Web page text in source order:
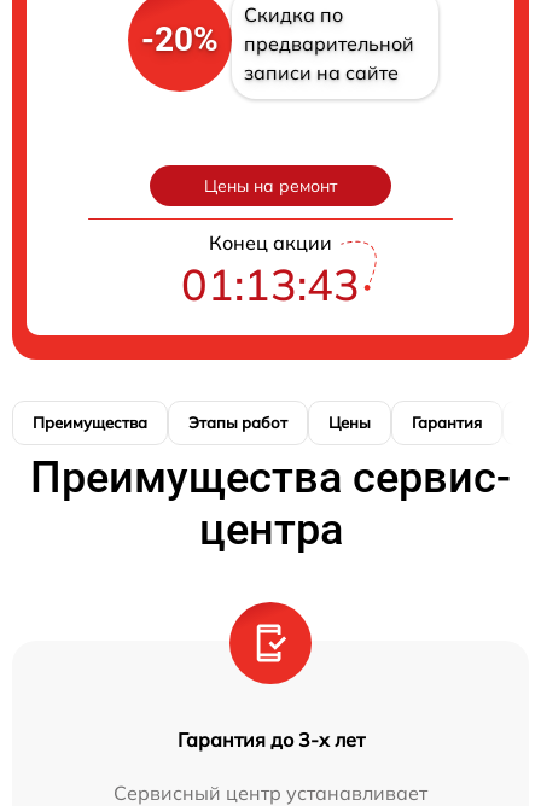
-20%
Скидка по
предварительной
записи на сайте
Цены на ремонт
Конец акции
01:13:42
Преимущества Этапы работ Цены Гарантия
Преимущества сервис-
центра
Гарантия до 3-х лет
Сервисный центр устанавливает